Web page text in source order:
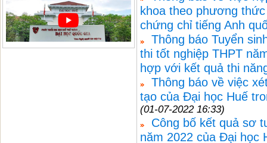
khoa theo phương
chứng chỉ tiếng Anh
Thông báo Tuyển
thi tốt nghiệp THPT
hợp với kết quả thi
Thông báo về việc
tạo của Đại học Huế
(01-07-2022 16:33)
Công bố kết quả sơ
năm 2022 của Đại học